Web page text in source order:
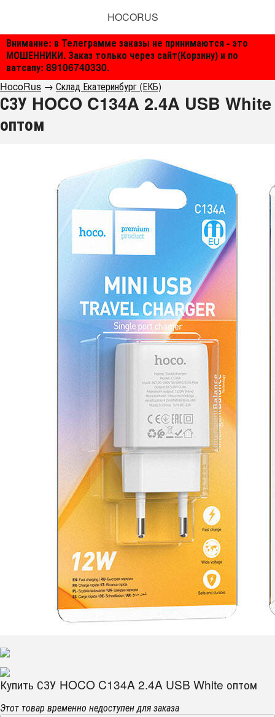
Внимание: в Телеграмме заказы не принимаются - это
МОШЕННИКИ. Заказ только через сайт(Корзину) и по
ватсапу: 89106740330.
HOCORUS
HocoRus → Склад Екатеринбург (ЕКБ)
СЗУ HOCO C134A 2.4A USB White
оптом
Купить СЗУ HOCO C134A 2.4A USB White оптом
Этот товар временно недоступен для заказа